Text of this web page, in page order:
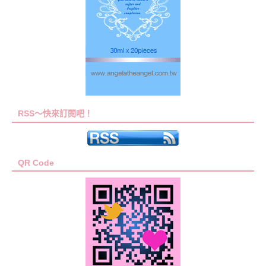
RSS～快來訂閱吧！
QR Code